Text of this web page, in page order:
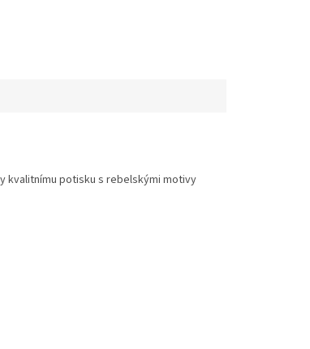
kvalitnímu potisku s rebelskými motivy